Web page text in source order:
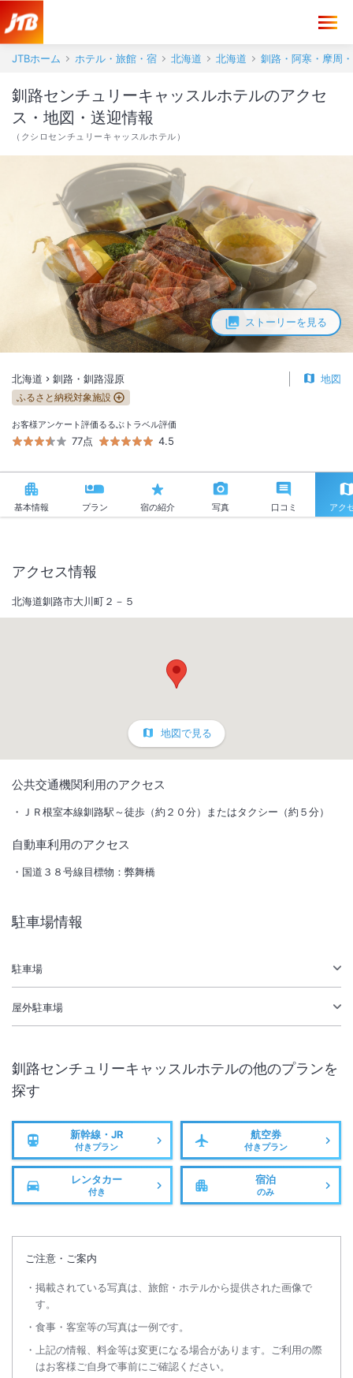
JTBホーム ホテル・旅館・宿 北海道 北海道 釧路・阿寒・摩周
ストーリーを見る
釧路センチュリーキャッスルホテルのアクセ
ス・地図・送迎情報
（ クシロセンチュリーキャッスルホテル ）
北海道 釧路・釧路湿原 地図
ふるさと納税対象施設
お客様アンケート評価
77点
るるぶトラベル評価
4.5
基本情報 プラン 宿の紹介 写真 口コミ アク
釧路市のシンボル「幣舞橋」の袂に建つデザインホテル。河口に沈む夕
INチェックイン
15:00/ OUT
アクセス情報
北海道釧路市大川町２－５
地図で見る
公共交通機関利用のアクセス
ＪＲ根室本線釧路駅～徒歩（約２０分）またはタクシー（約５分）
自動車利用のアクセス
国道３８号線目標物：弊舞橋
駐車場情報
駐車場
屋外駐車場
釧路センチュリーキャッスルホテルの他のプランを
探す
新幹線・JR
付きプラン
航空券
付きプラン
レンタカー
付き
宿泊
のみ
ご注意・ご案内
掲載されている写真は、旅館・ホテルから提供された画像で
す。
食事・客室等の写真は一例です。
上記の情報、料金等は変更になる場合があります。ご利用の際
はお客様ご自身で事前にご確認ください。